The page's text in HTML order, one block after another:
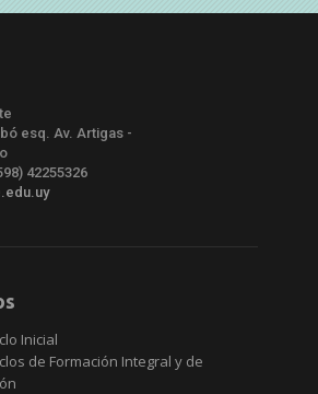
esq. Av. Artigas -
42255326
Inicial
de Formación Integral y de